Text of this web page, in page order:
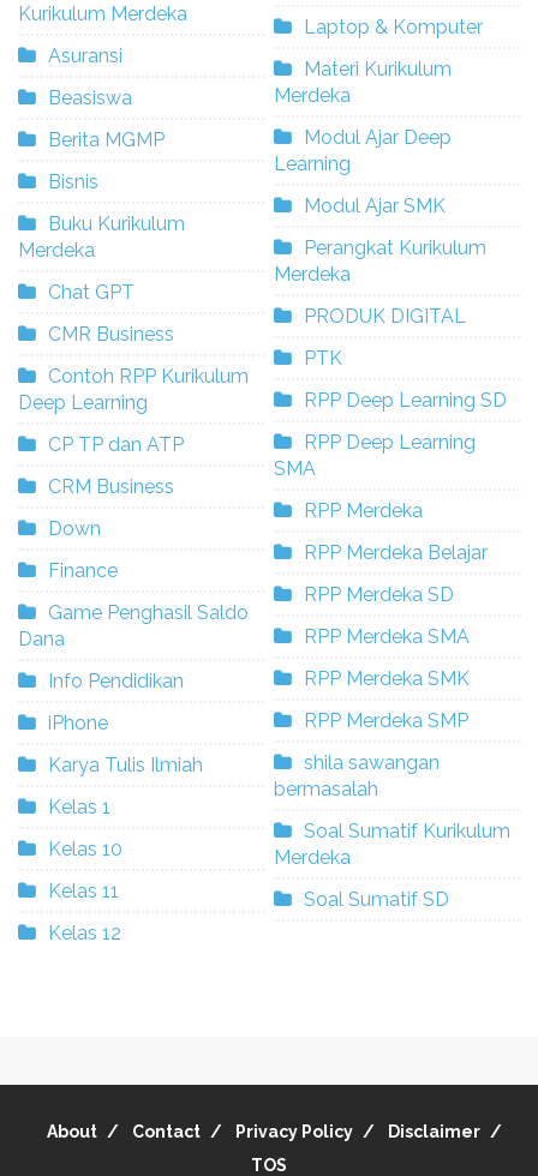
Kurikulum Merdeka
Asuransi
Beasiswa
Berita MGMP
Bisnis
Buku Kurikulum
Merdeka
Chat GPT
CMR Business
Contoh RPP Kurikulum
Deep Learning
CP TP dan ATP
CRM Business
Down
Finance
Game Penghasil Saldo
Dana
Info Pendidikan
iPhone
Karya Tulis Ilmiah
Kelas 1
Kelas 10
Kelas 11
Kelas 12
Laptop & Komputer
Materi Kurikulum
Merdeka
Modul Ajar Deep
Learning
Modul Ajar SMK
Perangkat Kurikulum
Merdeka
PRODUK DIGITAL
PTK
RPP Deep Learning SD
RPP Deep Learning
SMA
RPP Merdeka
RPP Merdeka Belajar
RPP Merdeka SD
RPP Merdeka SMA
RPP Merdeka SMK
RPP Merdeka SMP
shila sawangan
bermasalah
Soal Sumatif Kurikulum
Merdeka
Soal Sumatif SD
About Contact Privacy Policy
Disclaimer
TOS